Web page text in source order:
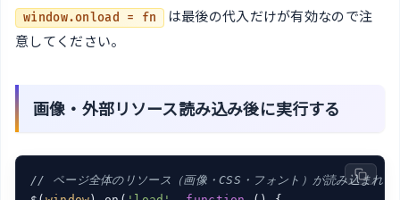
window.onload = fn
は最後の代入だけが有効なので注
意してください。
画像・外部リソース読み込み後に実行する
// ページ全体のリソース（画像・CSS・フォント）が読み込まれて